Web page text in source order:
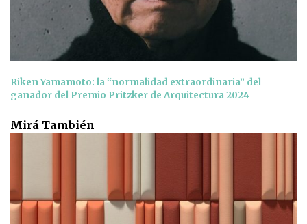
Riken Yamamoto: la “normalidad extraordinaria” del
ganador del Premio Pritzker de Arquitectura 2024
Mirá También